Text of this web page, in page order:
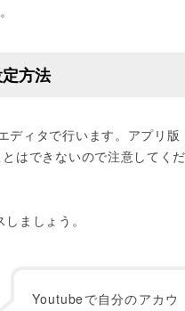
方法
ディタで行います。アプリ版
はできないので注意してく
ましょう。
Youtubeで自分のアカウ